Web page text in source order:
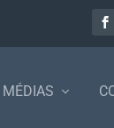
MÉDIAS